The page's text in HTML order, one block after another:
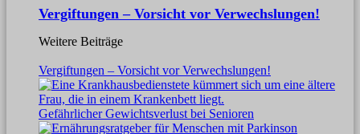
Vergiftungen – Vorsicht vor Verwechslungen!
Weitere Beiträge
Vergiftungen – Vorsicht vor Verwechslungen!
Gefährlicher Gewichtsverlust bei Senioren